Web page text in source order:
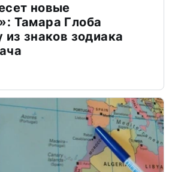
новые
Тамара Глоба
из знаков зодиака